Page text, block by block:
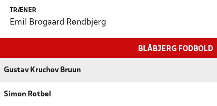
TRÆNER
Emil Brogaard Røndbjerg
BLÅBJERG FODBOLD
Gustav Kruchov Bruun
Simon Rotbøl